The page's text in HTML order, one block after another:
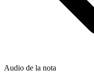
Audio de la nota